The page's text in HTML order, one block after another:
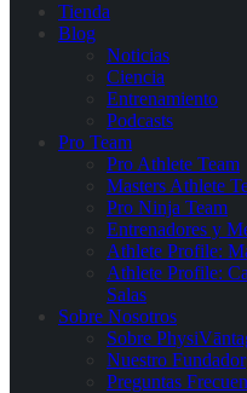
Tienda
Blog
Noticias
Ciencia
Entrenamiento
Podcasts
Pro Team
Pro Athlete Team
Masters Athlete
Pro Ninja Team
Entrenadores y
Athlete Profile:
Athlete Profile:
Salas
Sobre Nosotros
Sobre
Nuestro Fundador
Preguntas